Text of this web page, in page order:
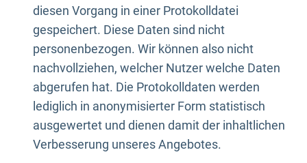
diesen Vorgang in einer Protokolldatei
gespeichert. Diese Daten sind nicht
personenbezogen. Wir können also nicht
nachvollziehen, welcher Nutzer welche Daten
abgerufen hat. Die Protokolldaten werden
lediglich in anonymisierter Form statistisch
ausgewertet und dienen damit der inhaltlichen
Verbesserung unseres Angebotes.